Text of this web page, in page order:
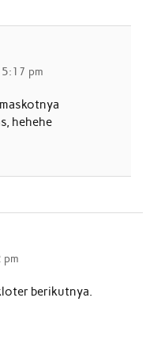
pm
hehehe
berikutnya.